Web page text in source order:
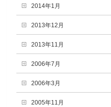
2014年1月
2013年12月
2013年11月
2006年7月
2006年3月
2005年11月